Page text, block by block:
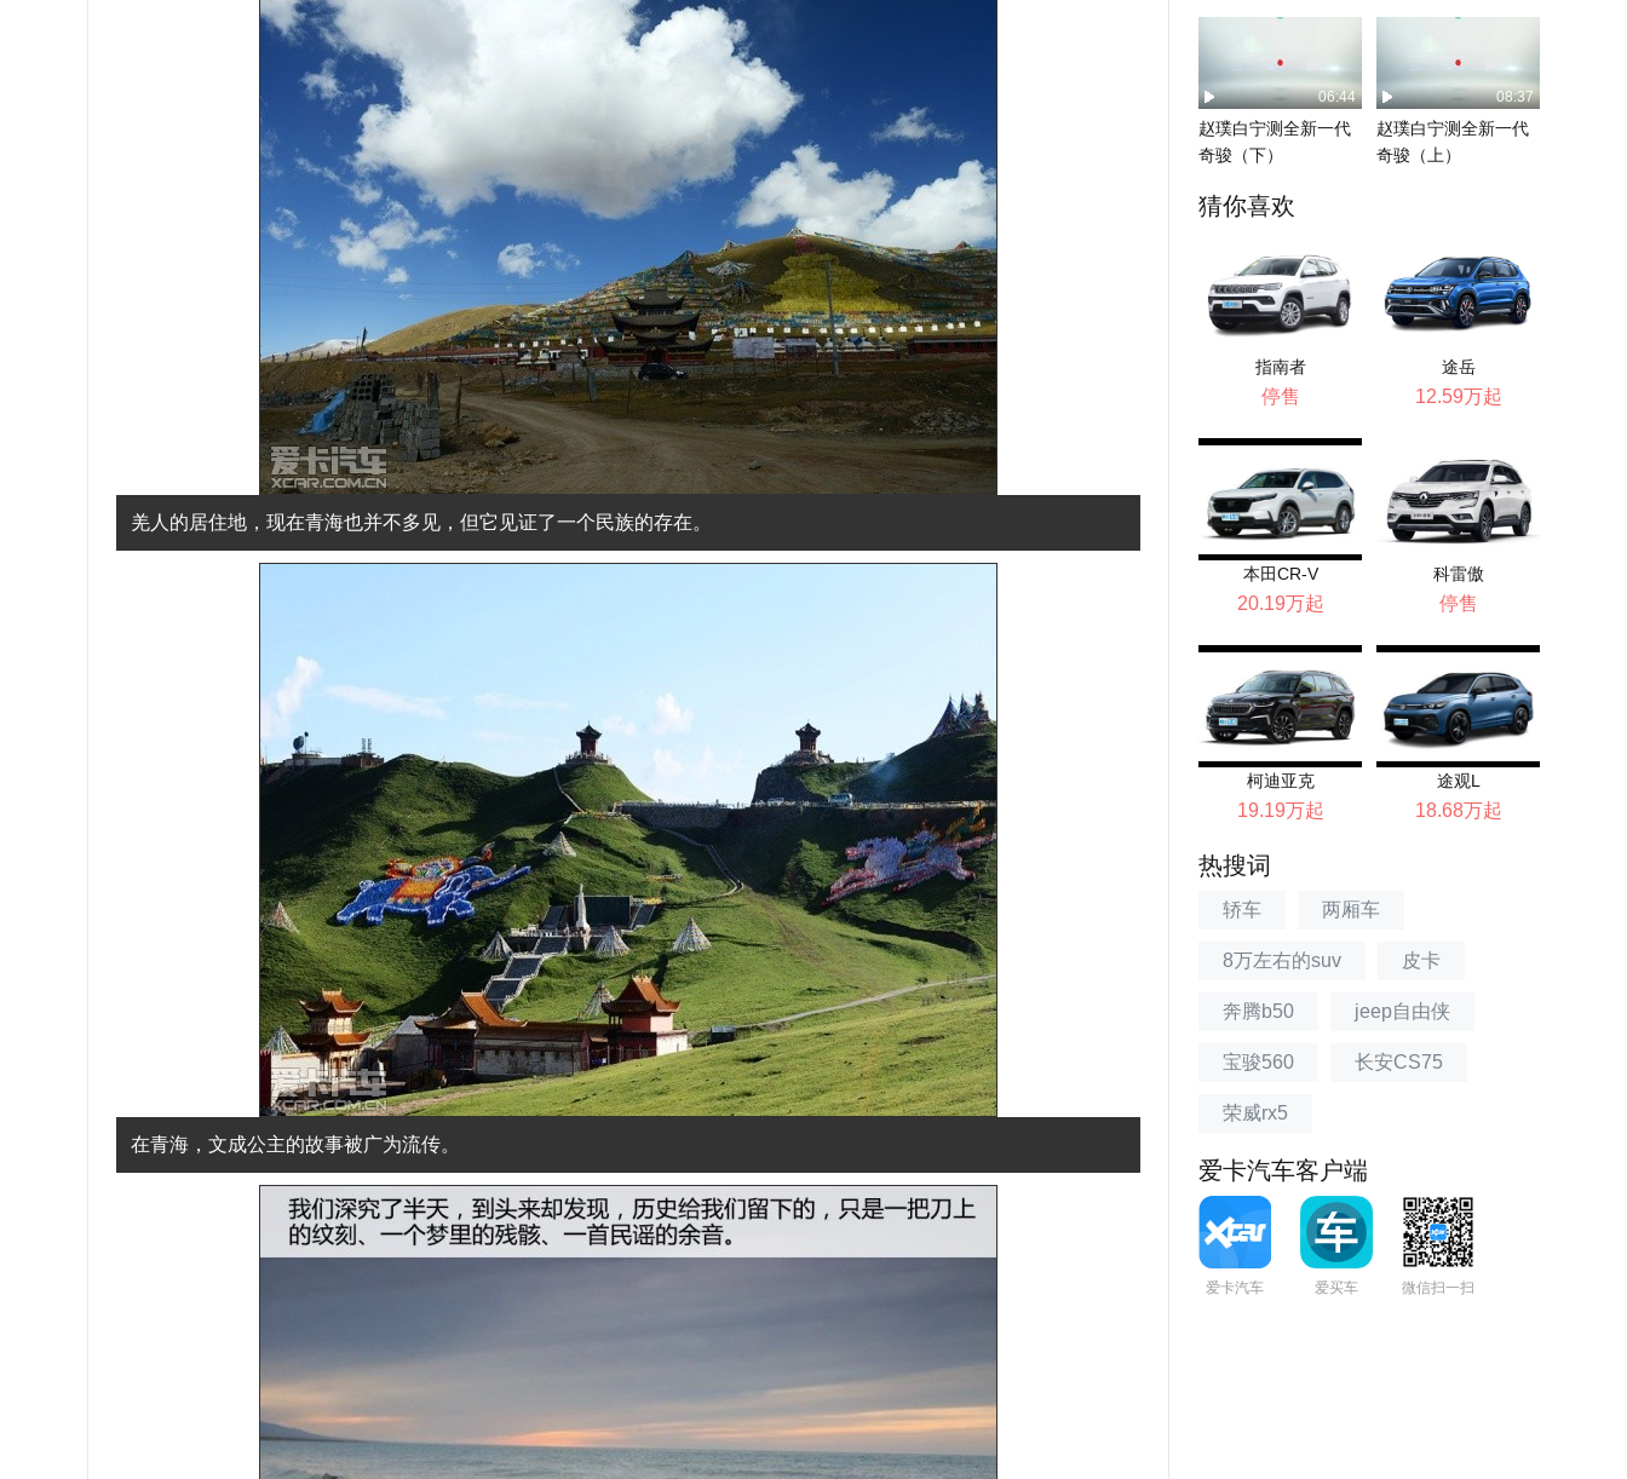
羌人的居住地，现在青海也并不多见，但它见证了一个民族的存在。
在青海，文成公主的故事被广为流传。
06:44
赵璞白宁测全新一代
奇骏（下）
08:37
赵璞白宁测全新一代
奇骏（上）
猜你喜欢
指南者
停售
途岳
12.59万起
本田CR-V
20.19万起
科雷傲
停售
柯迪亚克
19.19万起
途观L
18.68万起
热搜词
轿车 两厢车
8万左右的suv 皮卡
奔腾b50 jeep自由侠
宝骏560 长安CS75
荣威rx5
爱卡汽车客户端
爱卡汽车 爱买车 微信扫一扫